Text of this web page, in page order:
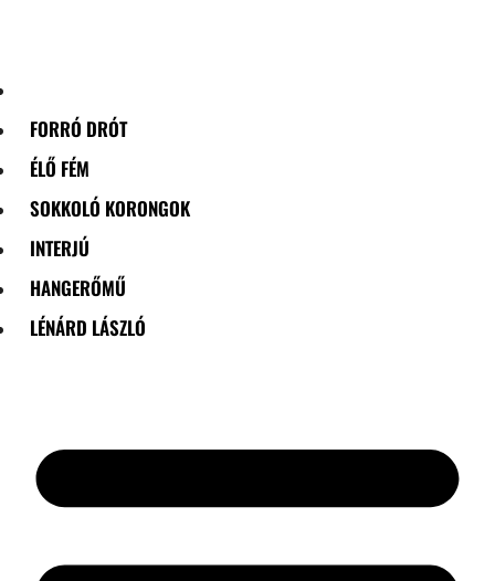
FORRÓ DRÓT
ÉLŐ FÉM
SOKKOLÓ KORONGOK
INTERJÚ
HANGERŐMŰ
LÉNÁRD LÁSZLÓ